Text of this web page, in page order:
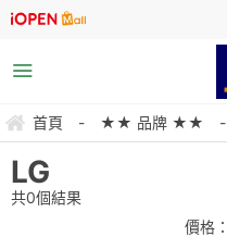
首頁 - ★★ 品牌 ★★ -
LG
共0個結果
價格：